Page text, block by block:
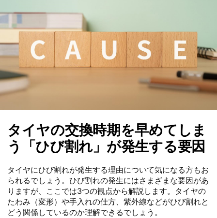
タイヤの交換時期を早めてしま
う「ひび割れ」が発生する要因
タイヤにひび割れが発生する理由について気になる方もお
られるでしょう。ひび割れの発生にはさまざまな要因があ
りますが、ここでは3つの観点から解説します。タイヤの
たわみ（変形）や手入れの仕方、紫外線などがひび割れと
どう関係しているのか理解できるでしょう。